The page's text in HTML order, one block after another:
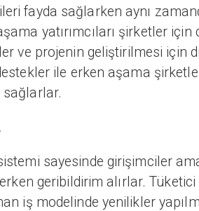
fayda sağlarken aynı
yatırımcıları şirketler
ve projenin geliştirilmesi için
ile erken aşama
sayesinde girişimciler
geribildirim alırlar.
iş modelinde yenilikler